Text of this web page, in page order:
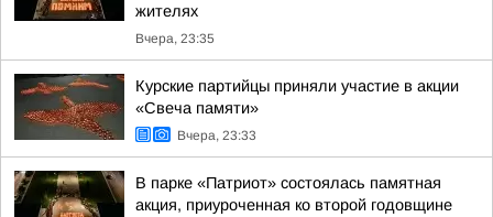
жителях
Вчера, 23:35
Курские партийцы приняли участие в акции
«Свеча памяти»
Вчера, 23:33
В парке «Патриот» состоялась памятная
акция, приуроченная ко второй годовщине